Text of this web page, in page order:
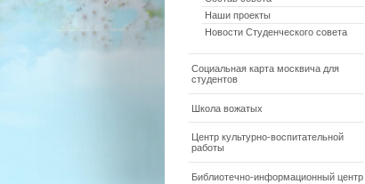
Наши проекты
Новости Студенческого совета
Социальная карта москвича для
студентов
Школа вожатых
Центр культурно-воспитательной
работы
Библиотечно-информационный центр